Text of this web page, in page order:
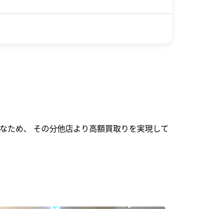
ため、 その分他店より高額買取りを実現して